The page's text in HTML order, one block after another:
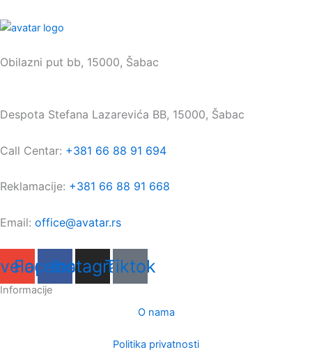
Obilazni put bb, 15000, Šabac
Despota Stefana Lazarevića BB, 15000, Šabac
Call Centar: +381 66 88 91 694
Reklamacije: +381 66 88 91 668
Email: office@avatar.rs
Facebook
Instagram
Tiktok
Informacije
O nama
Politika privatnosti